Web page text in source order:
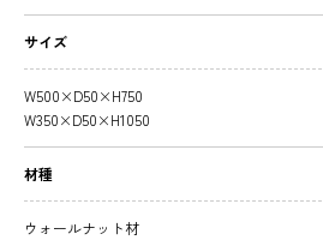
サイズ
W500×D50×H750
W350×D50×H1050
材種
ウォールナット材